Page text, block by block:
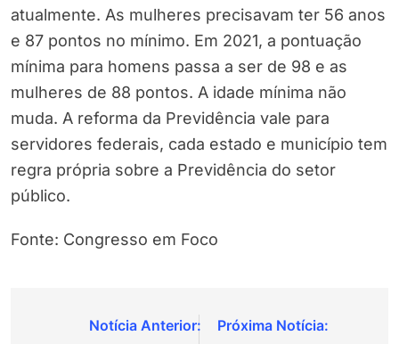
atualmente. As mulheres precisavam ter 56 anos
e 87 pontos no mínimo. Em 2021, a pontuação
mínima para homens passa a ser de 98 e as
mulheres de 88 pontos. A idade mínima não
muda. A reforma da Previdência vale para
servidores federais, cada estado e município tem
regra própria sobre a Previdência do setor
público.
Fonte: Congresso em Foco
Navegação